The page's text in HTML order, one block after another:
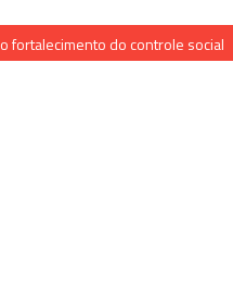
fortalecimento do controle social